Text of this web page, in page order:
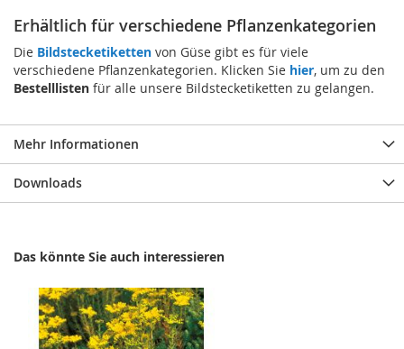
Erhältlich für verschiedene Pflanzenkategorien
Die Bildstecketiketten von Güse gibt es für viele
verschiedene Pflanzenkategorien. Klicken Sie hier, um zu den
Bestelllisten für alle unsere Bildstecketiketten zu gelangen.
Mehr Informationen
Downloads
Das könnte Sie auch interessieren